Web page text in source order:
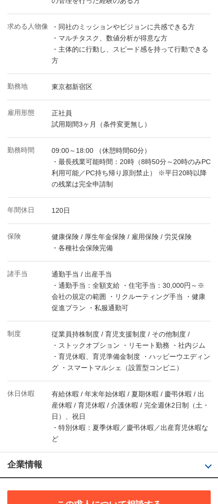
求める人物像
・同社のミッションやビジョンに共感できる方
・マルチタスク、数値分析が得意な方
・主体的に行動し、スピード感を持って行動できる
方
勤務地 東京都新宿区
雇用形態
正社員
試用期間3ヶ月（条件変更無し）
勤務時間
09:00～18:00 （休憩時間60分）
・最長残業可能時間：20時（8時50分～20時のみPC
利用可能／PC持ち帰り原則禁止） ※平日20時以降
の残業は完全申請制
年間休日 120日
保険
健康保険 / 厚生年金保険 / 雇用保険 / 労災保険
・各種社会保険完備
諸手当
通勤手当 / 出産手当
・通勤手当：全額支給 ・住宅手当：30,000円～※
会社の規定の範囲 ・リクルーティング手当 ・健康
促進プラン ・私服通勤可
制度
従業員持株制度 / 育児支援制度 / その他制度 /
・ストックオプション ・リモート勤務 ・社内ジム
・育児休暇、育児準備金制度 ・ハッピーウエディン
グ ・スマートマルシェ（設置型コンビニ）
休日休暇
有給休暇 / 年末年始休暇 / 夏期休暇 / 慶弔休暇 / 出
産休暇 / 育児休暇 / 介護休暇 / 完全週休2日制（土・
日）、祝日
・特別休暇：夏季休暇／慶弔休暇／出産育児休暇な
ど
企業情報